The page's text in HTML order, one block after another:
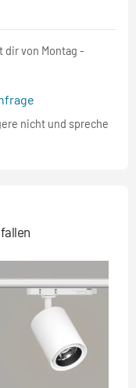
dir von Montag -
nicht und spreche